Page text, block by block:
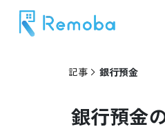
記事 銀行預金
銀行預金